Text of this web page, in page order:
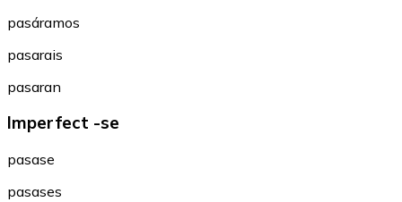
pasáramos
pasarais
pasaran
Imperfect -se
pasase
pasases